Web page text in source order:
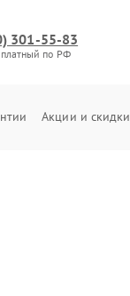
301-55-83
по РФ
Акции и скидки